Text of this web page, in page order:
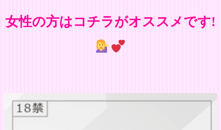
女性の方はコチラがオススメです!